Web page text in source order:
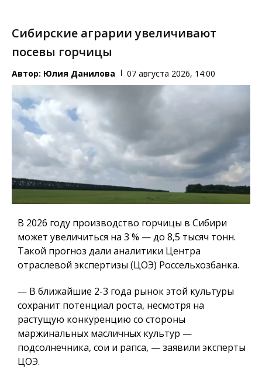
Сибирские аграрии увеличивают
посевы горчицы
Автор: Юлия Данилова 07 августа 2026, 14:00
В 2026 году производство горчицы в Сибири
может увеличиться на 3 % — до 8,5 тысяч тонн.
Такой прогноз дали аналитики Центра
отраслевой экспертизы (ЦОЭ) Россельхозбанка.
— В ближайшие 2-3 года рынок этой культуры
сохранит потенциал роста, несмотря на
растущую конкуренцию со стороны
маржинальных масличных культур —
подсолнечника, сои и рапса, — заявили эксперты
ЦОЭ.